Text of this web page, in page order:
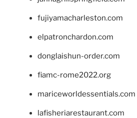
fujiyamacharleston.com
elpatronchardon.com
donglaishun-order.com
fiamc-rome2022.org
mariceworldessentials.com
lafisheriarestaurant.com